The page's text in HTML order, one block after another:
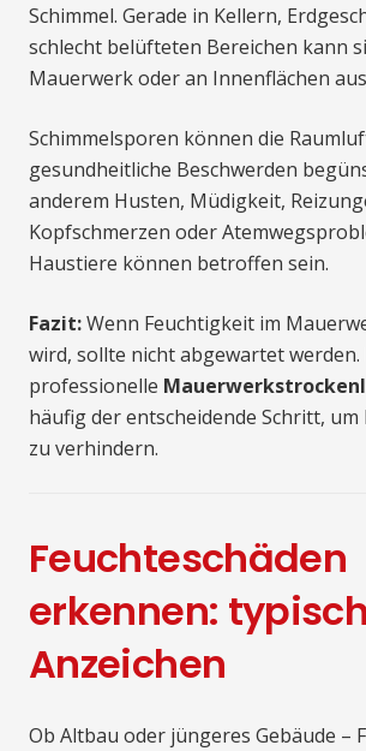
Schimmel. Gerade in Kellern,
schlecht belüfteten Bereichen kann
Mauerwerk oder an Innenflächen
Schimmelsporen können die
gesundheitliche Beschwerden
anderem Husten, Müdigkeit,
Kopfschmerzen oder
Haustiere können betroffen sein.
Fazit:Wenn Feuchtigkeit im
wird, sollte nicht abgewartet werden.
professionelle
häufig der entscheidende Schritt, um
zu verhindern.
Feuchteschäden
erkennen:
Anzeichen
Ob Altbau oder jüngeres Gebäude –